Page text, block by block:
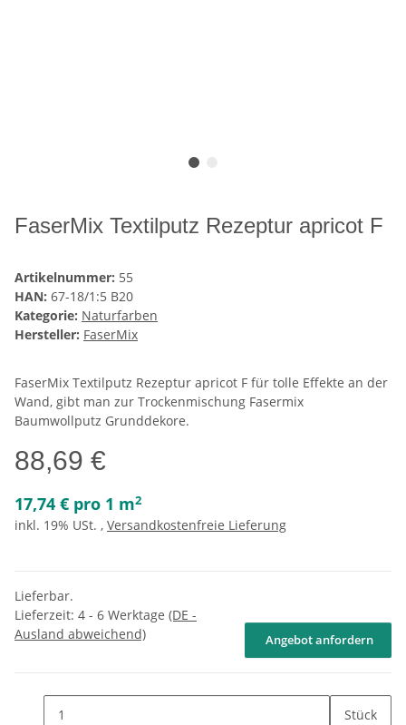
FaserMix Textilputz Rezeptur apricot F
Artikelnummer: 55
HAN: 67-18/1:5 B20
Kategorie: Naturfarben
Hersteller: FaserMix
FaserMix Textilputz Rezeptur apricot F für tolle Effekte an der
Wand, gibt man zur Trockenmischung Fasermix
Baumwollputz Grunddekore.
88,69 €
17,74 € pro 1 m2
inkl. 19% USt. , Versandkostenfreie Lieferung
Lieferbar.
Lieferzeit: 4 - 6 Werktage (DE -
Ausland abweichend)
Angebot anfordern
Stück